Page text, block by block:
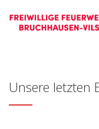
Unsere letzten